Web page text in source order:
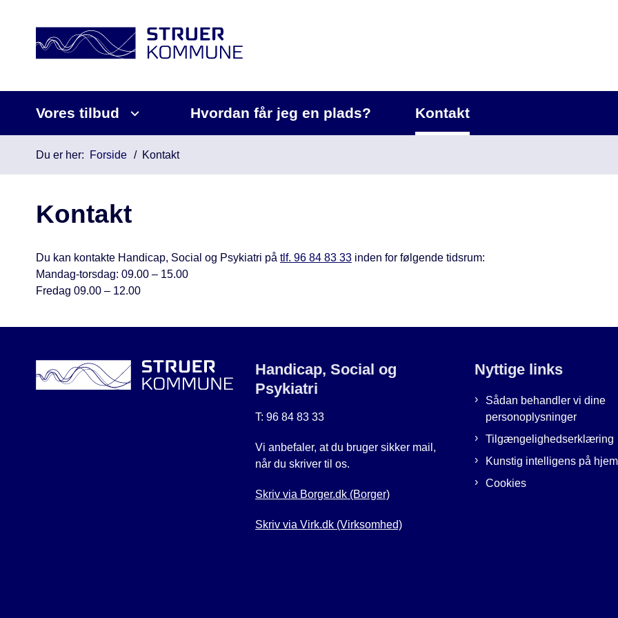
Vores tilbud Hvordan får jeg en plads? Kontakt
Du er her: Forside Kontakt
Kontakt
Du kan kontakte Handicap, Social og Psykiatri på tlf. 96 84 83 33 inden for følgende tidsrum:
Mandag-torsdag: 09.00 – 15.00
Fredag 09.00 – 12.00
Handicap, Social og
Psykiatri
T: 96 84 83 33
Vi anbefaler, at du bruger sikker mail,
når du skriver til os.
Skriv via Borger.dk (Borger)
Skriv via Virk.dk (Virksomhed)
Nyttige links
Sådan behandler vi dine
personoplysninger
Tilgængelighedserklæring
Kunstig intelligens på
Cookies